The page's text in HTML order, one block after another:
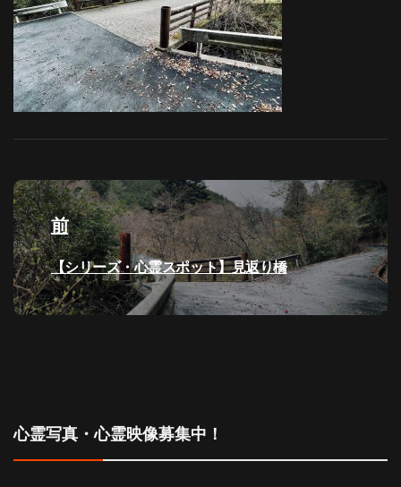
投
稿
ナ
ビ
シ
ョ
前
過
去
の
【シリーズ・心霊スポット】見返り橋
心霊写真・心霊映像募集中！